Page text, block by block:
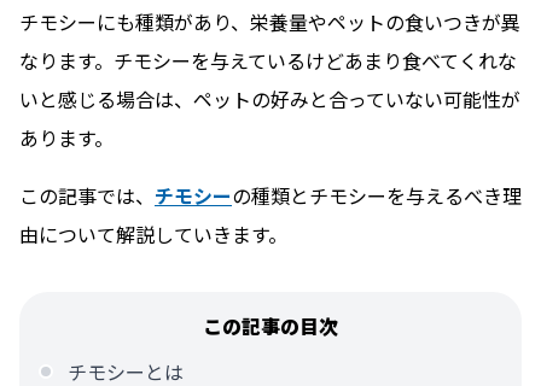
チモシーにも種類があり、栄養量やペットの食いつきが異
なります。チモシーを与えているけどあまり食べてくれな
いと感じる場合は、ペットの好みと合っていない可能性が
あります。
この記事では、 チモシーの種類とチモシーを与えるべき理
由について解説していきます。
この記事の目次
チモシーとは